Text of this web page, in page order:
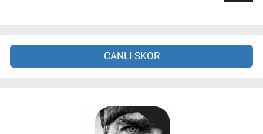
CANLI SKOR